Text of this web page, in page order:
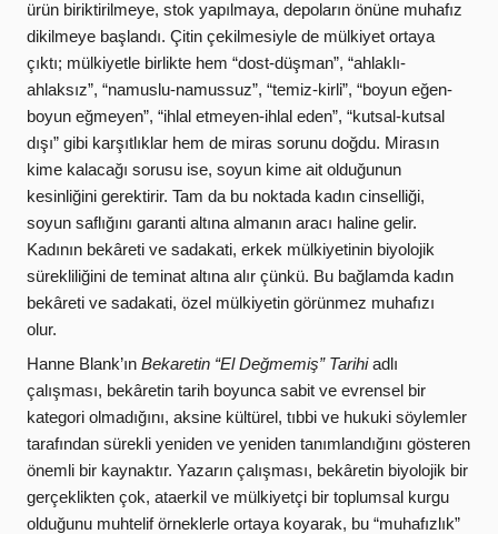
ürün biriktirilmeye, stok yapılmaya, depoların önüne muhafız
dikilmeye başlandı. Çitin çekilmesiyle de mülkiyet ortaya
çıktı; mülkiyetle birlikte hem “dost-düşman”, “ahlaklı-
ahlaksız”, “namuslu-namussuz”, “temiz-kirli”, “boyun eğen-
boyun eğmeyen”, “ihlal etmeyen-ihlal eden”, “kutsal-kutsal
dışı” gibi karşıtlıklar hem de miras sorunu doğdu. Mirasın
kime kalacağı sorusu ise, soyun kime ait olduğunun
kesinliğini gerektirir. Tam da bu noktada kadın cinselliği,
soyun saflığını garanti altına almanın aracı haline gelir.
Kadının bekâreti ve sadakati, erkek mülkiyetinin biyolojik
sürekliliğini de teminat altına alır çünkü. Bu bağlamda kadın
bekâreti ve sadakati, özel mülkiyetin görünmez muhafızı
olur.
Hanne Blank’ın Bekaretin “El Değmemiş” Tarihiadlı
çalışması, bekâretin tarih boyunca sabit ve evrensel bir
kategori olmadığını, aksine kültürel, tıbbi ve hukuki söylemler
tarafından sürekli yeniden ve yeniden tanımlandığını gösteren
önemli bir kaynaktır. Yazarın çalışması, bekâretin biyolojik bir
gerçeklikten çok, ataerkil ve mülkiyetçi bir toplumsal kurgu
olduğunu muhtelif örneklerle ortaya koyarak, bu “muhafızlık”